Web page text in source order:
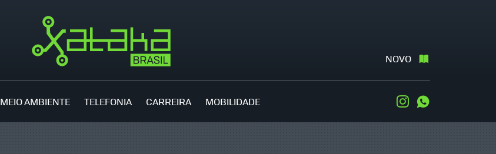
NOVO
MEIO AMBIENTE TELEFONIA CARREIRA MOBILIDADE Instagram